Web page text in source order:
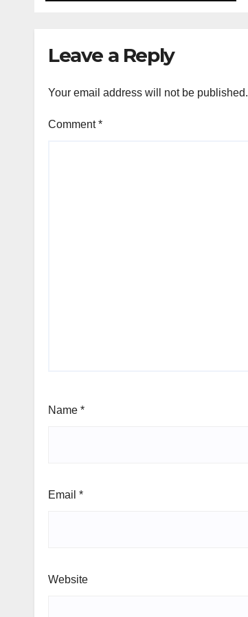
Leave a Reply
Your email address will not be published.
Comment*
Name *
Email *
Website